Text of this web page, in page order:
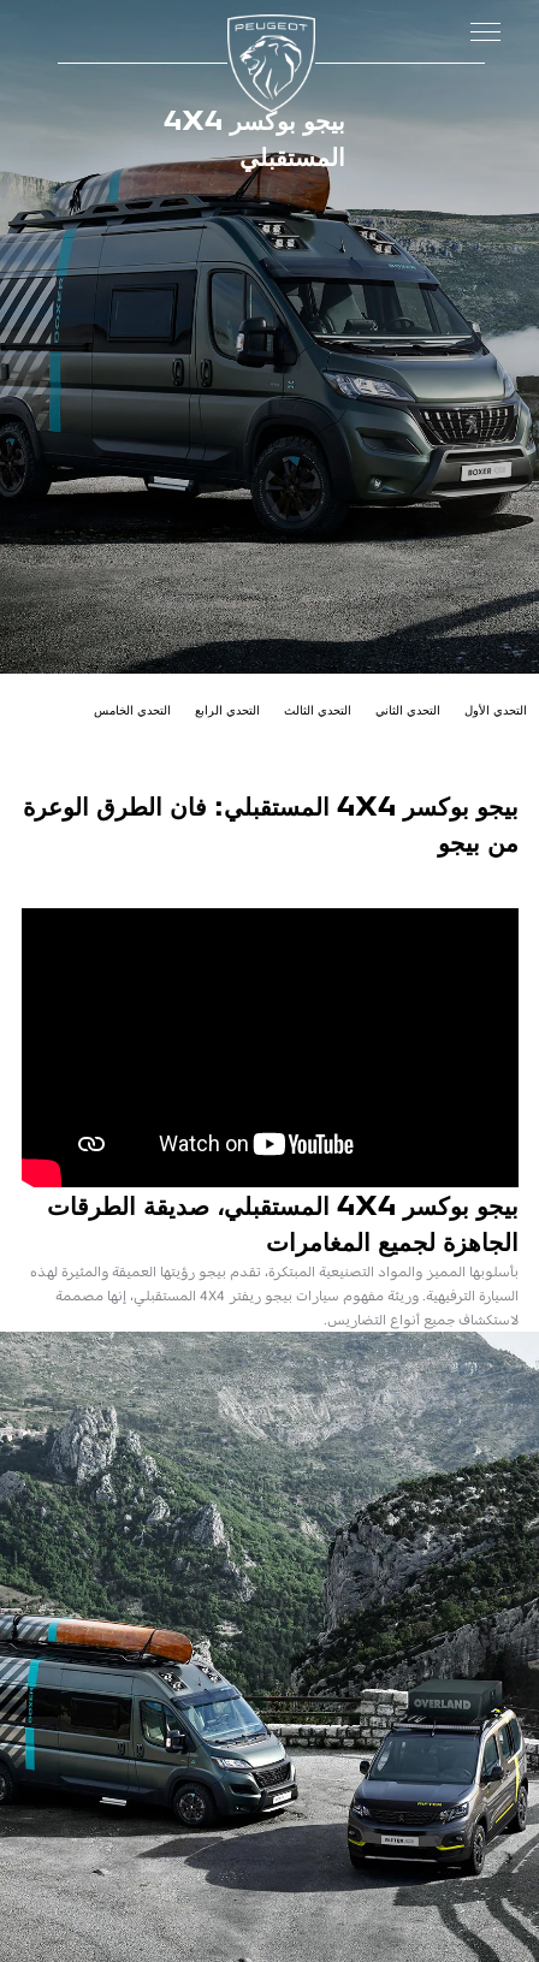
بيجو بوكسر 4X4
المستقبلي
التحدي الأول التحدي الثاني التحدي الثالث التحدي الرابع التحدي الخامس
بيجو بوكسر 4X4 المستقبلي: فان الطرق الوعرة
من بيجو
بيجو بوكسر 4X4 المستقبلي، صديقة الطرقات
الجاهزة لجميع المغامرات
بأسلوبها المميز والمواد التصنيعية المبتكرة، تقدم بيجو رؤيتها العميقة والمثيرة لهذه
السيارة الترفيهية. وريثة مفهوم سيارات بيجو ريفتر 4X4 المستقبلي، إنها مصممة
لاستكشاف جميع أنواع التضاريس.